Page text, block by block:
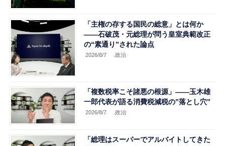
「主権の存する国民の総意」とは何か
――石破茂・元総理が問う皇室典範改正
の“素通り”された論点
2026/8/7 .政治
「複数税率こそ諸悪の根源」――玉木雄
一郎代表が語る消費税減税の”落とし穴”
2026/8/7 .政治
「総理はスーパーでアルバイトしてきた